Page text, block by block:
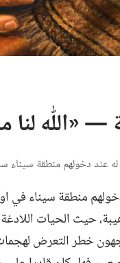
—‏ «اللّٰه لنا
حيث الحيات
خطر التعرض